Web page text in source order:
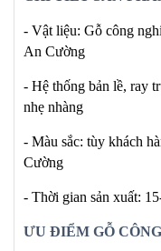
- Vật liệu: Gỗ công
An Cường
- Hệ thống bản lề, ray
nhẹ nhàng
- Màu sắc: tùy khách
Cường
- Thời gian sản xuất:
ƯU ĐIỂM GỖ